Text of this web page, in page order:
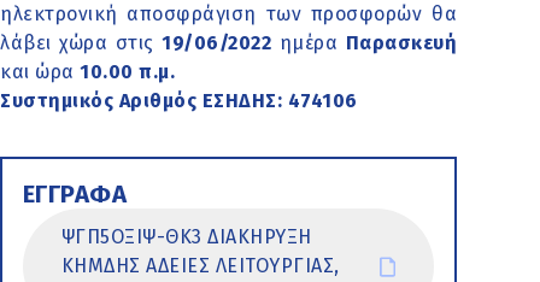
ηλεκτρονική αποσφράγιση των προσφορών θα
λάβει χώρα στις19/06/2022 ημέρα Παρασκευή
και ώρα 10.00 π.μ.
Συστημικός Αριθμός ΕΣΗΔΗΣ: 474106
ΕΓΓΡΑΦΑ
ΨΓΠ5ΟΞΙΨ-ΘΚ3 ΔΙΑΚΗΡΥΞΗ
ΚΗΜΔΗΣ ΑΔΕΙΕΣ ΛΕΙΤΟΥΡΓΙΑΣ,